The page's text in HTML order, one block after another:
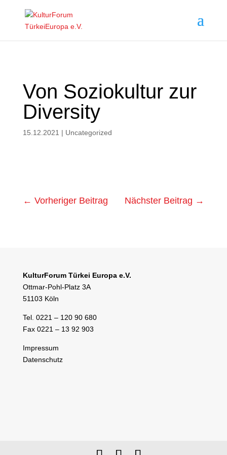
Von Soziokultur zur
Diversity
15.12.2021 | Uncategorized
← Vorheriger Beitrag Nächster Beitrag →
KulturForum Türkei Europa e.V.
Ottmar-Pohl-Platz 3A
51103 Köln
Tel. 0221 – 120 90 680
Fax 0221 – 13 92 903
Impressum
Datenschutz